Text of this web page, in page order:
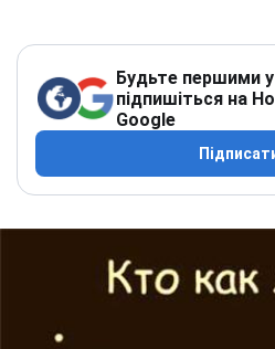
Будьте першими
підпишіться на
Google